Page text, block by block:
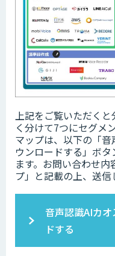
上記をご覧いただく
く分けて7つにセグメ
マップは、以下の「音
ウンロードする」ボタ
ます。 お問い合わせ内
プ」と記載の上、送信
音声認識AIカ
ドする